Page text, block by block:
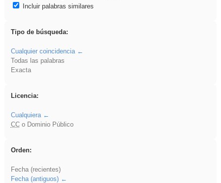
Incluir palabras similares
Tipo de búsqueda:
Cualquier coincidencia
Todas las palabras
Exacta
Licencia:
Cualquiera
CCo Dominio Público
Orden:
Fecha (recientes)
Fecha (antiguos)